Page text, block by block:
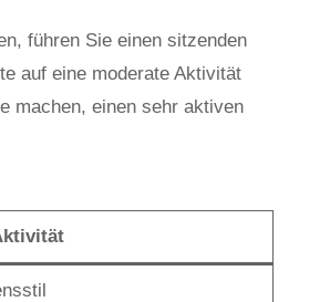
führen Sie einen sitzenden
auf eine moderate Aktivität
machen, einen sehr aktiven